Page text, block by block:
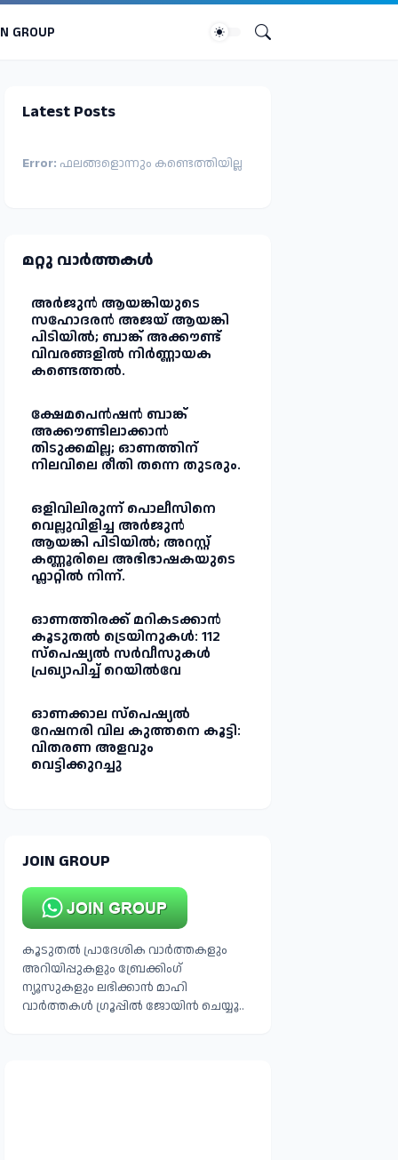
GROUP
Latest Posts
Error: ഫലങ്ങളൊന്നും കണ്ടെത്തിയില്ല
മറ്റു വാർത്തകള്‍
അർജുൻ ആയങ്കിയുടെ
സഹോദരൻ അജയ് ആയങ്കി
പിടിയിൽ; ബാങ്ക് അക്കൗണ്ട്
വിവരങ്ങളിൽ നിർണ്ണായക
കണ്ടെത്തൽ.
ക്ഷേമപെൻഷൻ ബാങ്ക്
അക്കൗണ്ടിലാക്കാൻ
തിടുക്കമില്ല; ഓണത്തിന്
നിലവിലെ രീതി തന്നെ തുടരും.
ഒളിവിലിരുന്ന് പൊലീസിനെ
വെല്ലുവിളിച്ച അർജുൻ
ആയങ്കി പിടിയിൽ; അറസ്റ്റ്
കണ്ണൂരിലെ അഭിഭാഷകയുടെ
ഫ്ലാറ്റിൽ നിന്ന്.
ഓണത്തിരക്ക് മറികടക്കാൻ
കൂടുതൽ ട്രെയിനുകൾ: 112
സ്പെഷ്യൽ സർവീസുകൾ
പ്രഖ്യാപിച്ച് റെയിൽവേ
ഓണക്കാല സ്പെഷ്യൽ
റേഷനരി വില കുത്തനെ കൂട്ടി:
വിതരണ അളവും
വെട്ടിക്കുറച്ചു
JOIN GROUP
കൂടുതൽ പ്രാദേശിക വാർത്തകളും
അറിയിപ്പുകളും ബ്രേക്കിംഗ്
ന്യൂസുകളും ലഭിക്കാൻ മാഹി
വാർത്തകൾ ഗ്രൂപ്പിൽ ജോയിൻ ചെയ്യൂ..